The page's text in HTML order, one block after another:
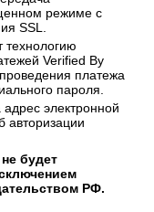
режиме с
SSL.
технологию
Verified By
платежа
пароля.
электронной
авторизации
будет
РФ.